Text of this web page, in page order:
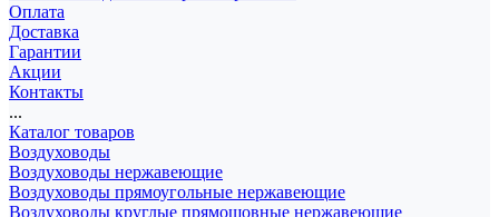
Оплата
Доставка
Гарантии
Акции
Контакты
...
Каталог товаров
Воздуховоды
Воздуховоды нержавеющие
Воздуховоды прямоугольные нержавеющие
Воздуховоды круглые прямошовные нержавеющие